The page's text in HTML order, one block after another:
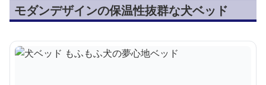
モダンデザインの保温性抜群な犬ベッド